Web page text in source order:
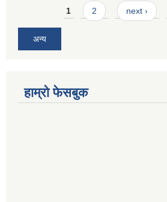
Pages1 2 next ›
अन्य
हाम्रो फेसबुक